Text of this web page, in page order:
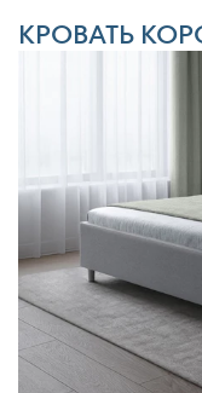
КРОВАТЬ